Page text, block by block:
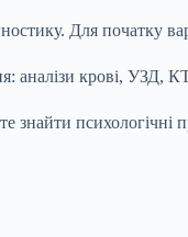
Для початку
аналізи крові, УЗД,
знайти психологічні